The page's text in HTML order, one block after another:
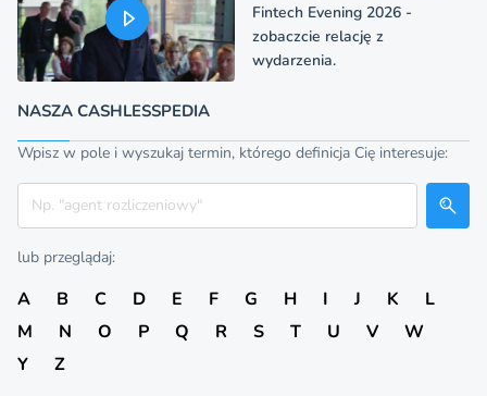
Fintech Evening 2026 -
zobaczcie relację z
wydarzenia.
NASZA CASHLESSPEDIA
Wpisz w pole i wyszukaj termin, którego definicja Cię interesuje:
Szukaj
lub przeglądaj:
A B C D E F G H I J K
L
M
N O P Q R S T U V
W
Y
Z